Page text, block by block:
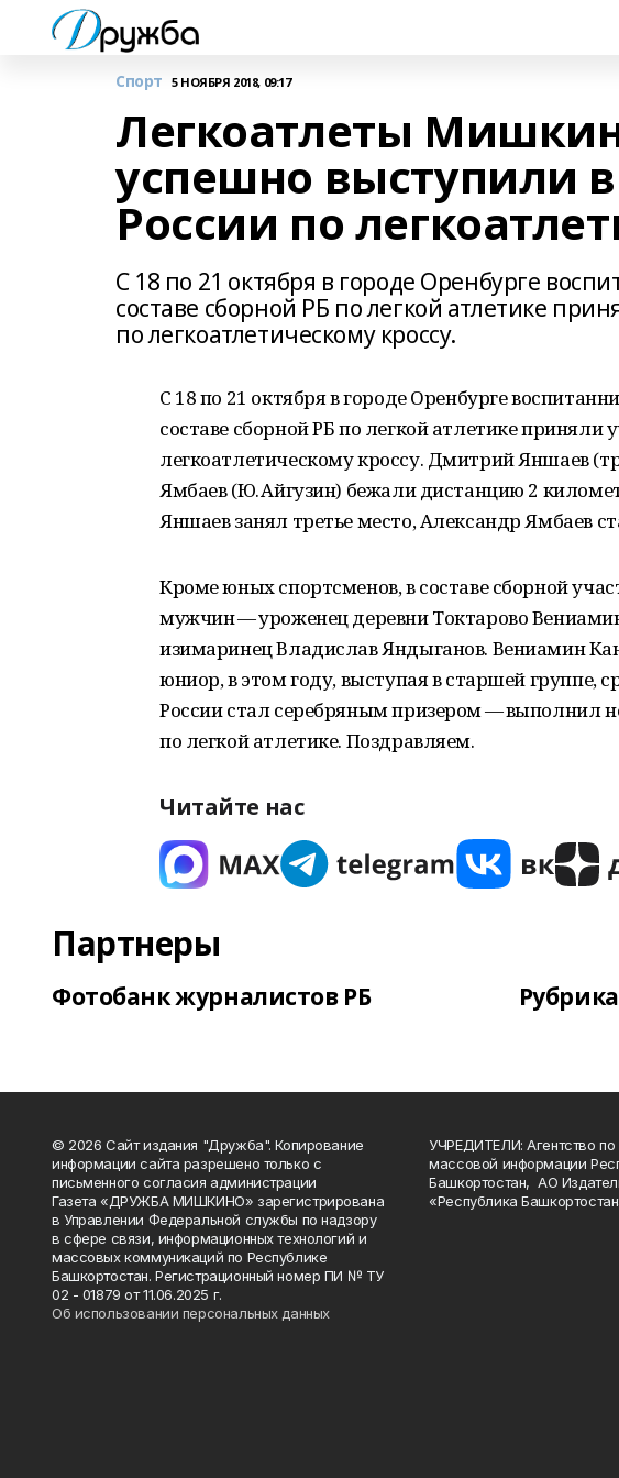
Спорт 5 НОЯБРЯ 2018, 09:17
Легкоатлеты
успешно выступили
России по
С 18 по 21 октября в городе Оренбурге
составе сборной РБ по легкой атлетике
по легкоатлетическому кроссу.
С 18 по 21 октября в городе Оренбурге
составе сборной РБ по легкой атлетике приняли
легкоатлетическому кроссу. Дмитрий Яншаев
Ямбаев (Ю. Айгузин) бежали дистанцию 2
Яншаев занял третье место, Александр Ямбаев
Кроме юных спортсменов, в составе сборной
мужчин — уроженец деревни Токтарово
изимаринец Владислав Яндыганов. Вениамин
юниор, в этом году, выступая в старшей группе,
России стал серебряным призером — выполнил
по легкой атлетике. Поздравляем.
Читайте нас
Партнеры
Фотобанк журналистов РБ
© 2026 Сайт издания "Дружба". Копирование
информации сайта разрешено только с
письменного согласия администрации
Газета «ДРУЖБА МИШКИНО» зарегистрирована
в Управлении Федеральной службы по надзору
в сфере связи, информационных технологий и
массовых коммуникаций по Республике
Башкортостан. Регистрационный номер ПИ № ТУ
02 - 01879 от 11.06.2025 г.
Об использовании персональных данных
УЧРЕДИТЕЛИ: Агентство по
массовой информации
Башкортостан, АО
«Республика